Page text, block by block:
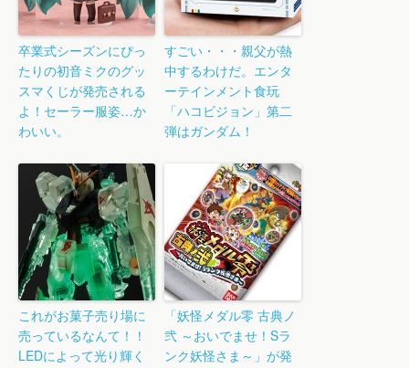
卒業式シーズンにぴっ
たりの初音ミクのグッ
スマくじが発売される
よ！セーラー服姿…か
わいい。
すごい・・・親父が熱
中するわけだ。エンタ
ーテインメント食玩
「ハコビジョン」第二
弾はガンダム！
これがお菓子売り場に
売っているなんて！！
LEDによって光り輝く
「妖怪メダル零 古典ノ
弐 ～おいでませ！Sラ
ンク妖怪さま～」が発